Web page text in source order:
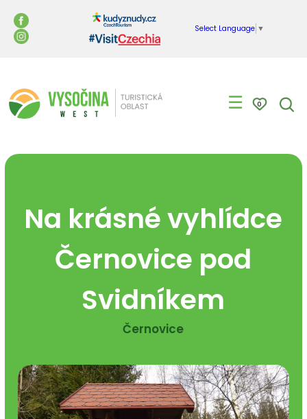
Select Language ▼
☰ 0
Na krásné vyhlídce
Černovice pod
Svidníkem
Černovice